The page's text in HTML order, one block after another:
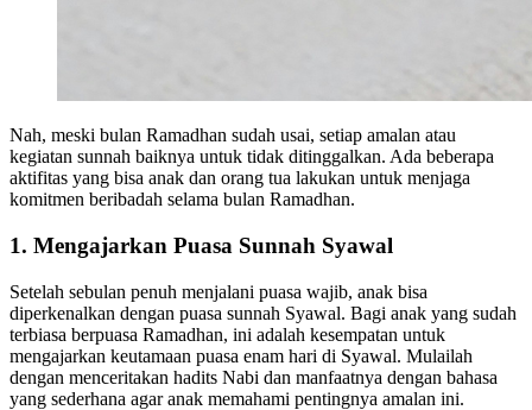
Nah, meski bulan Ramadhan sudah usai, setiap amalan atau
kegiatan sunnah baiknya untuk tidak ditinggalkan. Ada beberapa
aktifitas yang bisa anak dan orang tua lakukan untuk menjaga
komitmen beribadah selama bulan Ramadhan.
1. Mengajarkan Puasa Sunnah Syawal
Setelah sebulan penuh menjalani puasa wajib, anak bisa
diperkenalkan dengan puasa sunnah Syawal. Bagi anak yang sudah
terbiasa berpuasa Ramadhan, ini adalah kesempatan untuk
mengajarkan keutamaan puasa enam hari di Syawal. Mulailah
dengan menceritakan hadits Nabi dan manfaatnya dengan bahasa
yang sederhana agar anak memahami pentingnya amalan ini.